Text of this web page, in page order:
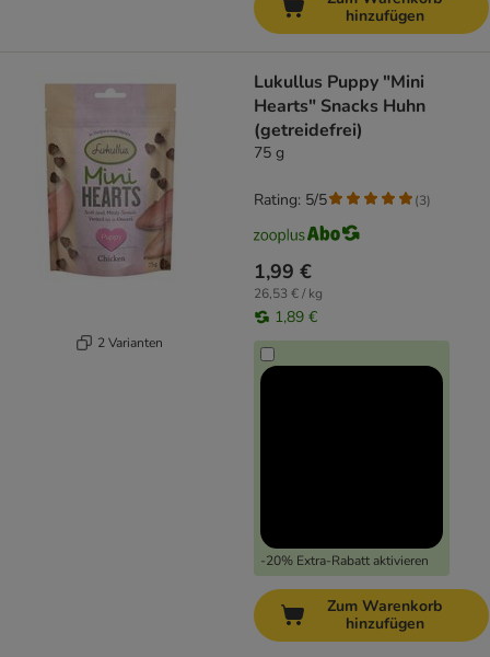
hinzufügen
2 Varianten
Lukullus Puppy "Mini
Hearts" Snacks Huhn
(getreidefrei)
75 g
1,99 €
26,53 € / kg
1,89 €
-20% Extra-Rabatt aktivieren
Rating: 5/5 (3)
Zum Warenkorb
hinzufügen